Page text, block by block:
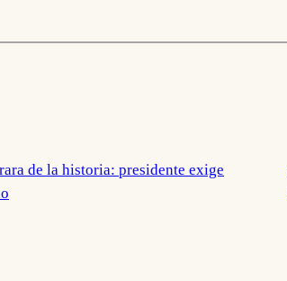
de la historia: presidente exige